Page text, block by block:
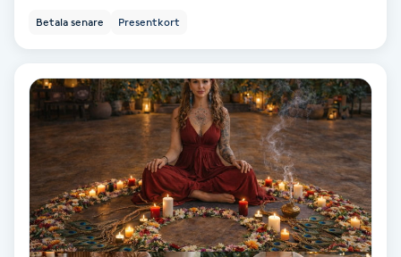
Katun fransar
Kemisk peeling
Keratinbehandling
Kinesiologi
Betala senare Presentkort